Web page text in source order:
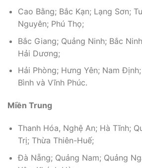
Cao Bằng; Bắc Kạn; Lạng Sơn;
Nguyên; Phú Thọ;
Bắc Giang; Quảng Ninh; Bắc
Hải Dương;
Hải Phòng; Hưng Yên; Nam
Bình và Vĩnh Phúc.
Miền Trung
Thanh Hóa, Nghệ An; Hà Tĩnh;
Trị; Thừa Thiên-Huế;
Đà Nẵng; Quảng Nam; Quảng